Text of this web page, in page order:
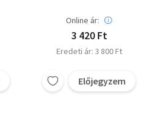
Online ár:
3 420 Ft
Eredeti ár: 3 800 Ft
Előjegyzem